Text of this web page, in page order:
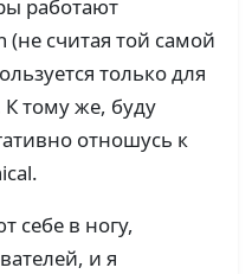
работают
считая той самой
только для
К тому же, буду
отношусь к
себе в ногу,
и я